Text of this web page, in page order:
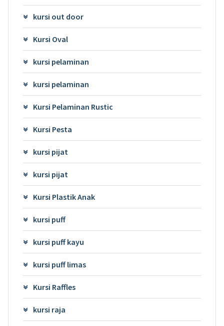
kursi out door
Kursi Oval
kursi pelaminan
kursi pelaminan
Kursi Pelaminan Rustic
Kursi Pesta
kursi pijat
kursi pijat
Kursi Plastik Anak
kursi puff
kursi puff kayu
kursi puff limas
Kursi Raffles
kursi raja